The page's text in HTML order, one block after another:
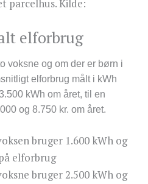
parcelhus. Kilde:
elforbrug
voksne og om der er børn i
elforbrug målt i kWh
kWh om året, til en
og 8.750 kr. om året.
bruger 1.600 kWh og
elforbrug
bruger 2.500 kWh og